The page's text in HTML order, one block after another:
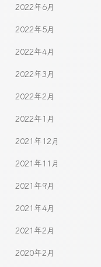
2022年6月
2022年5月
2022年4月
2022年3月
2022年2月
2022年1月
2021年12月
2021年11月
2021年9月
2021年4月
2021年2月
2020年2月